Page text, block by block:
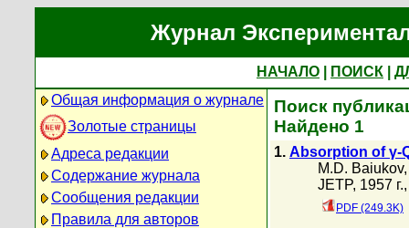
Журнал
НАЧАЛО ПОИСК
Общая информация о журнале
Золотые страницы
Адреса редакции
Содержание журнала
Сообщения редакции
Правила для авторов
Поиск
Найдено 1
1. Absorption of γ-
M.D. Baiukov
JETP, 1957
PDF (249.3K)